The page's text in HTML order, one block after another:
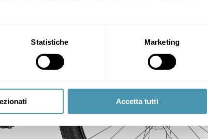
Statistiche Marketing
Accetta tutti